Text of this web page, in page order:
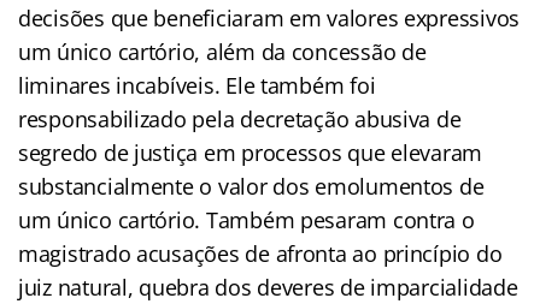
decisões que beneficiaram em valores expressivos
um único cartório, além da concessão de
liminares incabíveis. Ele também foi
responsabilizado pela decretação abusiva de
segredo de justiça em processos que elevaram
substancialmente o valor dos emolumentos de
um único cartório. Também pesaram contra o
magistrado acusações de afronta ao princípio do
juiz natural, quebra dos deveres de imparcialidade